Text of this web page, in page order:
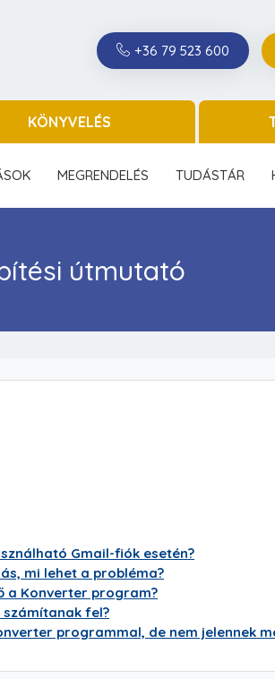
+36 79 523 600
KÖNYVELÉS
MEGRENDELÉS TUDÁSTÁR
útmutató
Gmail-fiók esetén?
mi lehet a probléma?
a Konverter program?
fel?
programmal, de nem jelennek